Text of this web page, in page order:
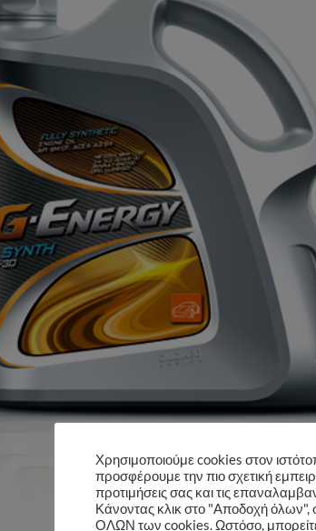
Χρησιμοποιούμε cookies στον
προσφέρουμε την πιο σχετική
προτιμήσεις σας και τις
Κάνοντας κλικ στο "Αποδοχή όλων",
ΟΛΩΝ των cookies. Ωστόσο, μπορείτε